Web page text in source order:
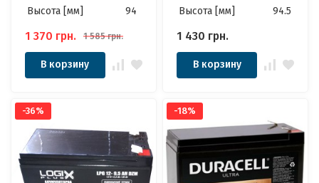
Высота [мм]
94
1 370 грн. 1 585 грн.
В корзину
Высота [мм]
94.5
1 430 грн.
В корзину
-36% -18%